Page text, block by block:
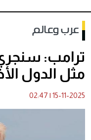
عرب وعالم
ترامب: سنجري
مثل الدول
15-11-2025
|
02:47